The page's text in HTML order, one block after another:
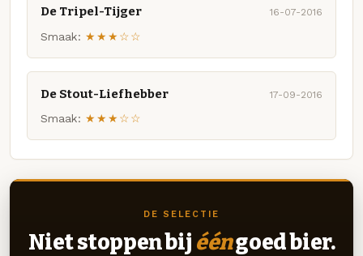
De Tripel-Tijger 16-07-2016
Smaak: ★★★☆☆
De Stout-Liefhebber 17-09-2016
Smaak: ★★★☆☆
DE SELECTIE
Niet stoppen bij ééngoed bier.